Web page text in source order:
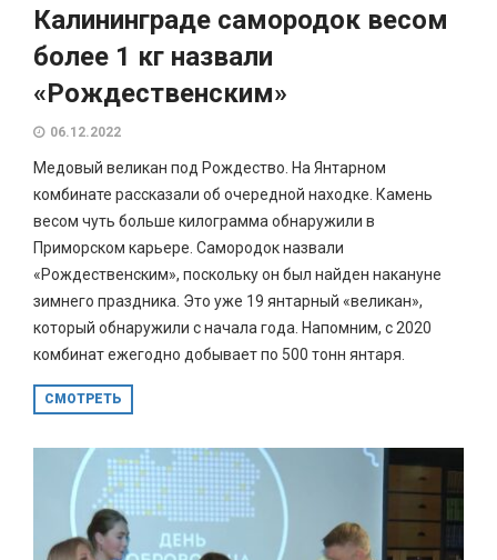
Калининграде самородок весом
более 1 кг назвали
«Рождественским»
06.12.2022
Медовый великан под Рождество. На Янтарном
комбинате рассказали об очередной находке. Камень
весом чуть больше килограмма обнаружили в
Приморском карьере. Самородок назвали
«Рождественским», поскольку он был найден накануне
зимнего праздника. Это уже 19 янтарный «великан»,
который обнаружили с начала года. Напомним, с 2020
комбинат ежегодно добывает по 500 тонн янтаря.
СМОТРЕТЬ